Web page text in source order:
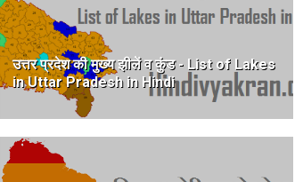
उत्तर प्रदेश की मुख्य झीलें व कुंड - List of Lakes
in Uttar Pradesh in Hindi